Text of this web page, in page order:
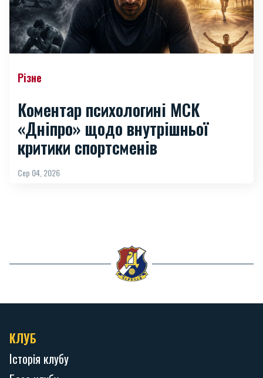
Різне
Коментар психологині МСК
«Дніпро» щодо внутрішньої
критики спортсменів
Сер 04, 2026
КЛУБ
Історія клубу